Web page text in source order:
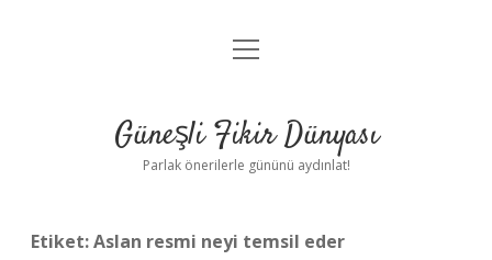
Anasayfa
Yasal Uyarı
menüyü
Güneşli Fikir Dünyası
Parlak önerilerle gününü aydınlat!
Etiket:Aslan resmi neyi temsil eder